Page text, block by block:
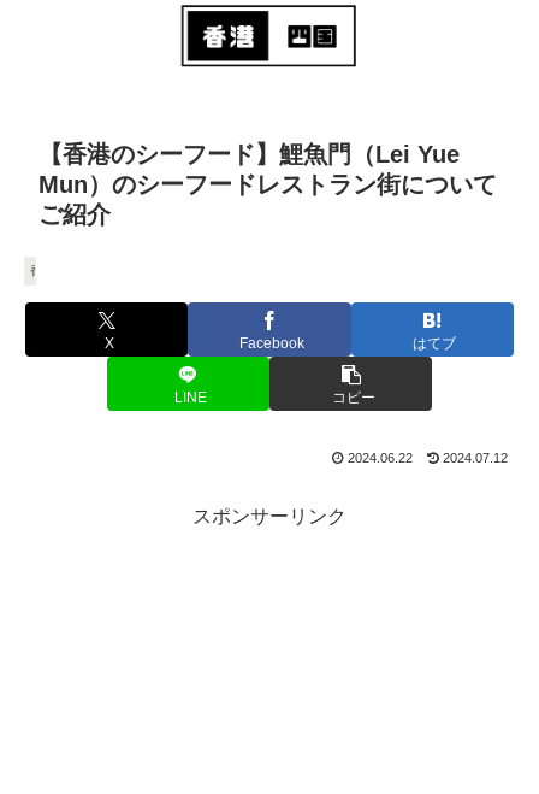
【香港のシーフード】鯉魚門（Lei Yue
Mun）のシーフードレストラン街について
ご紹介
香港
X Facebook はてブ
LINE コピー
2024.06.22 2024.07.12
スポンサーリンク